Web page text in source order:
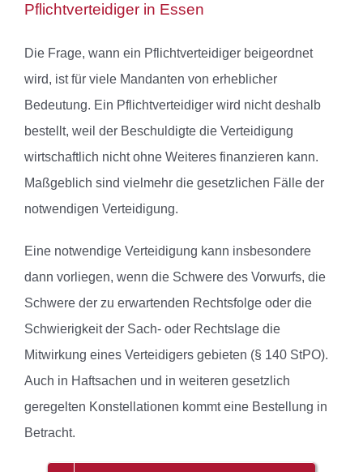
Pflichtverteidiger in Essen
Die Frage, wann ein Pflichtverteidiger beigeordnet
wird, ist für viele Mandanten von erheblicher
Bedeutung. Ein Pflichtverteidiger wird nicht deshalb
bestellt, weil der Beschuldigte die Verteidigung
wirtschaftlich nicht ohne Weiteres finanzieren kann.
Maßgeblich sind vielmehr die gesetzlichen Fälle der
notwendigen Verteidigung.
Eine notwendige Verteidigung kann insbesondere
dann vorliegen, wenn die Schwere des Vorwurfs, die
Schwere der zu erwartenden Rechtsfolge oder die
Schwierigkeit der Sach- oder Rechtslage die
Mitwirkung eines Verteidigers gebieten (§ 140 StPO).
Auch in Haftsachen und in weiteren gesetzlich
geregelten Konstellationen kommt eine Bestellung in
Betracht.